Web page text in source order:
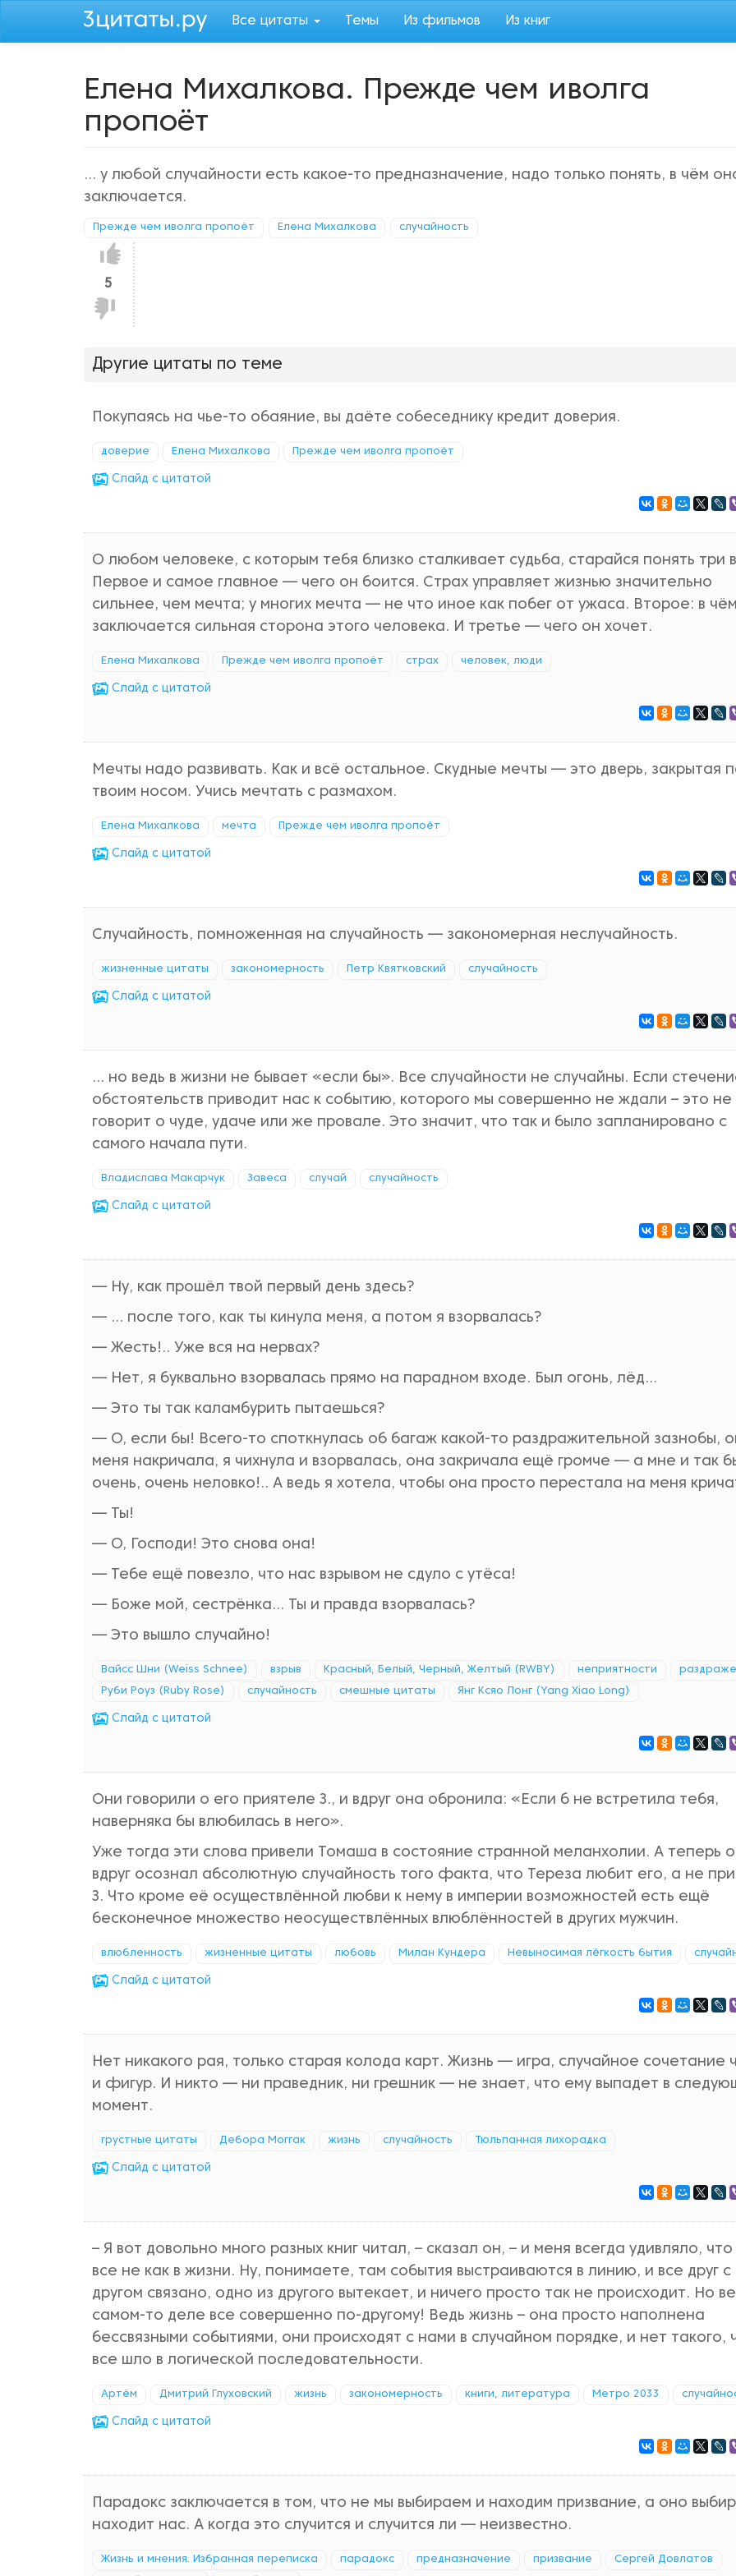
Все цитаты Темы Из фильмов Из книг
Елена Михалкова. Прежде чем иволга
пропоёт
... у любой случайности есть какое-то предназначение, надо только понять, в чём
заключается.
Прежде чем иволга пропоёт Елена Михалкова случайность
Нравится!
5
Не
нравится!
Другие цитаты по теме
Покупаясь на чье-то обаяние, вы даёте собеседнику кредит доверия.
доверие Елена Михалкова Прежде чем иволга пропоёт
Cлайд с цитатой
О любом человеке, с которым тебя близко сталкивает судьба, старайся понять три
Первое и самое главное — чего он боится. Страх управляет жизнью значительно
сильнее, чем мечта; у многих мечта — не что иное как побег от ужаса. Второе: в чём
заключается сильная сторона этого человека. И третье — чего он хочет.
Елена Михалкова Прежде чем иволга пропоёт страх человек, люди
Cлайд с цитатой
Мечты надо развивать. Как и всё остальное. Скудные мечты — это дверь, закрытая
твоим носом. Учись мечтать с размахом.
Елена Михалкова мечта Прежде чем иволга пропоёт
Cлайд с цитатой
Случайность, помноженная на случайность — закономерная неслучайность.
жизненные цитаты закономерность Петр Квятковский случайность
Cлайд с цитатой
... но ведь в жизни не бывает «если бы». Все случайности не случайны. Если
обстоятельств приводит нас к событию, которого мы совершенно не ждали – это не
говорит о чуде, удаче или же провале. Это значит, что так и было запланировано с
самого начала пути.
Владислава Макарчук Завеса случай случайность
Cлайд с цитатой
— Ну, как прошёл твой первый день здесь?
— ... после того, как ты кинула меня, а потом я взорвалась?
— Жесть!.. Уже вся на нервах?
— Нет, я буквально взорвалась прямо на парадном входе. Был огонь, лёд...
— Это ты так каламбурить пытаешься?
— О, если бы! Всего-то споткнулась об багаж какой-то раздражительной зазнобы,
меня накричала, я чихнула и взорвалась, она закричала ещё громче — а мне и так
очень, очень неловко!.. А ведь я хотела, чтобы она просто перестала на меня
— Ты!
— О, Господи! Это снова она!
— Тебе ещё повезло, что нас взрывом не сдуло с утёса!
— Боже мой, сестрёнка... Ты и правда взорвалась?
— Это вышло случайно!
Вайсс Шни (Weiss Schnee) взрыв Красный, Белый, Черный, Желтый (RWBY) неприятности
Руби Роуз (Ruby Rose) случайность смешные цитаты Янг Ксяо Лонг (Yang Xiao Long)
Cлайд с цитатой
Они говорили о его приятеле З., и вдруг она обронила: «Если б не встретила тебя,
наверняка бы влюбилась в него».
Уже тогда эти слова привели Томаша в состояние странной меланхолии. А теперь
вдруг осознал абсолютную случайность того факта, что Тереза любит его, а не
З. Что кроме её осуществлённой любви к нему в империи возможностей есть ещё
бесконечное множество неосуществлённых влюблённостей в других мужчин.
влюбленность жизненные цитаты любовь Милан Кундера Невыносимая лёгкость бытия
Cлайд с цитатой
Нет никакого рая, только старая колода карт. Жизнь — игра, случайное сочетание
и фигур. И никто — ни праведник, ни грешник — не знает, что ему выпадет в
момент.
грустные цитаты Дебора Моггак жизнь случайность Тюльпанная лихорадка
Cлайд с цитатой
– Я вот довольно много разных книг читал, – сказал он, – и меня всегда удивляло,
все не как в жизни. Ну, понимаете, там события выстраиваются в линию, и все друг с
другом связано, одно из другого вытекает, и ничего просто так не происходит. Но
самом-то деле все совершенно по-другому! Ведь жизнь – она просто наполнена
бессвязными событиями, они происходят с нами в случайном порядке, и нет такого,
все шло в логической последовательности.
Артём Дмитрий Глуховский жизнь закономерность книги, литература Метро 2033
Cлайд с цитатой
Парадокс заключается в том, что не мы выбираем и находим призвание, а оно
находит нас. А когда это случится и случится ли — неизвестно.
Жизнь и мнения. Избранная переписка парадокс предназначение призвание Сергей Довлатов